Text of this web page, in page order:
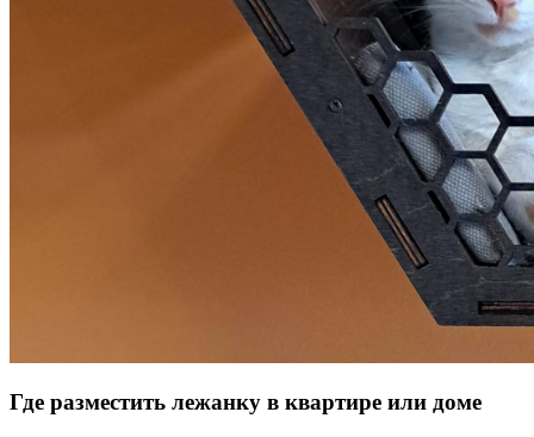
Где разместить лежанку в квартире или доме